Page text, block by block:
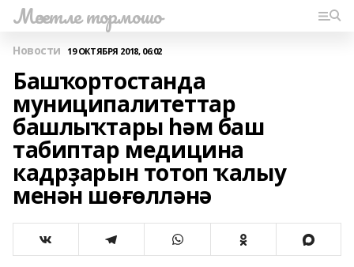
Мәсетле тормошо
Новости 19 ОКТЯБРЯ 2018, 06:02
Башҡортостанда
муниципалитеттар
башлыҡтары һәм баш
табиптар медицина
кадрҙарын тотоп ҡалыу
менән шөғөлләнә